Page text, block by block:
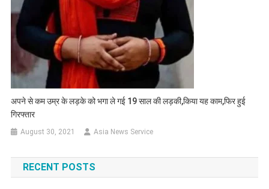
अपने से कम उम्र के लड़के को भगा ले गई 19 साल की लड़की,किया यह काम,फिर हुई
गिरफ्तार
August 30, 2021 Asia News Service
RECENT POSTS